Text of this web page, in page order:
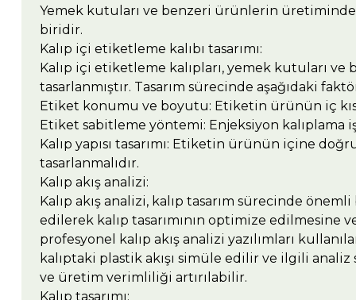
Yemek kutuları ve benzeri ürünlerin üretiminde
biridir.
Kalıp içi etiketleme kalıbı tasarımı:
Kalıp içi etiketleme kalıpları, yemek kutuları
tasarlanmıştır. Tasarım sürecinde aşağıdaki
Etiket konumu ve boyutu: Etiketin ürünün iç
Etiket sabitleme yöntemi: Enjeksiyon kalıplama
Kalıp yapısı tasarımı: Etiketin ürünün içine
tasarlanmalıdır.
Kalıp akış analizi:
Kalıp akış analizi, kalıp tasarım sürecinde
edilerek kalıp tasarımının optimize edilmesine
profesyonel kalıp akış analizi yazılımları
kalıptaki plastik akışı simüle edilir ve ilgili
ve üretim verimliliği artırılabilir.
Kalıp tasarımı: